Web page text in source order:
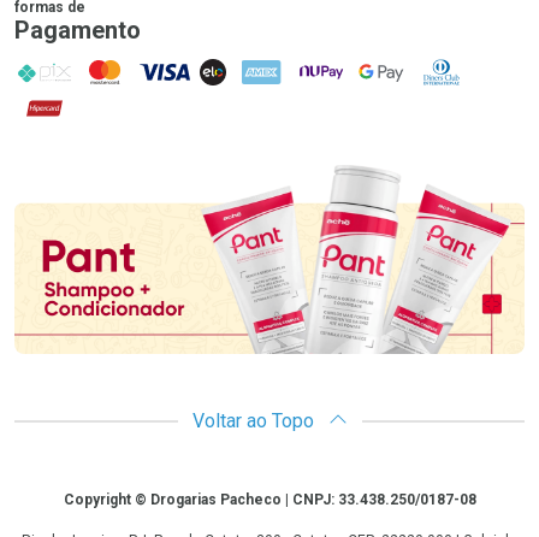
formas de
Pagamento
PIX MasterCard
VISA ELO AMEX NuPay Google PayDiners Club
Hipercard
Promoção em Destaque
Voltar ao Topo
CopyrightCopyright © Drogarias Pacheco | CNPJ: 33.438.250/0187-08